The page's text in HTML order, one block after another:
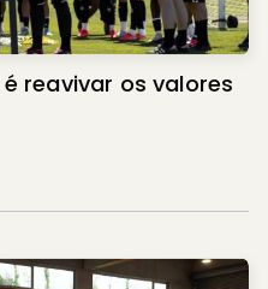
reavivar os valores